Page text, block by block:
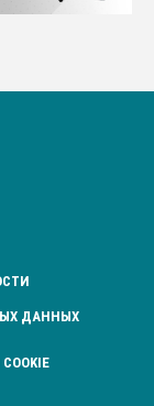
ДАННЫХ